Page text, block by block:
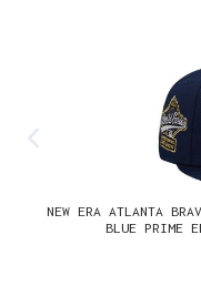
NEW ERA ATLANTA
BLUE PRIME